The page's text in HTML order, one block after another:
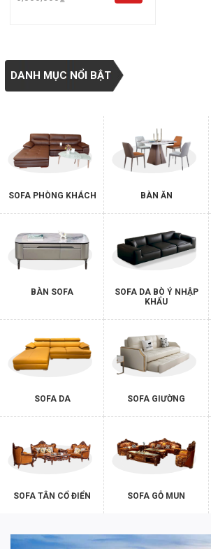
Chọn sofa giá rẻ dưới 5 triệu có nhiều
5. Lựa chọn đơn vị uy tín
Mua
sofa dưới 5 triệutại đơn vị có uy
lòng và đảm bảo chất lượng sản phẩm.
Tìm hiểu về đơn vị cung cấp: Bỏ ít thời
đơn vị cung cấp
sofa giá rẻ. Đánh giá
và kinh nghiệm của họ trong lĩnh vực
từ khách hàng trước đó để có cái
lượng sản phẩm và dịch vụ mà họ cung
Hỗ trợ khách hàng: Thương hiệu uy
thiện không. Những thắc mắc về sản
DANH MỤC NỔI BẬT
SOFA PHÒNG KHÁCH BÀN ĂN
BÀN SOFA
SOFA DA BÒ Ý NHẬP
KHẨU
SOFA DA SOFA GIƯỜNG
SOFA TÂN CỔ ĐIỂN SOFA GỖ MUN